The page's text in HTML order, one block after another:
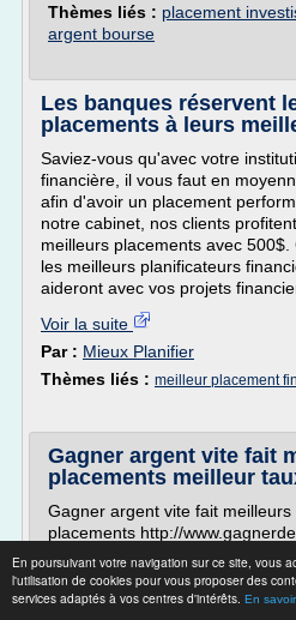
En poursuivant votre navigation sur ce site, vous
l'utilisation de cookies pour vous proposer des
services adaptés à vos centres d'intérêts. En
Thèmes liés : placement
argent bourse
Les banques réservent
placements à leurs
Saviez-vous qu'avec votre
financière, il vous faut en
afin d'avoir un placement
notre cabinet, nos clients
meilleurs placements avec 500$.
les meilleurs planificateurs
aideront avec vos projets
Voir la suite
Par : Mieux Planifier
Thèmes liés : meilleur placement
Gagner argent vite fait
placements meilleur
Gagner argent vite fait meilleurs
placements http://
action, jeux a gagner des
comment faire de l'argent,